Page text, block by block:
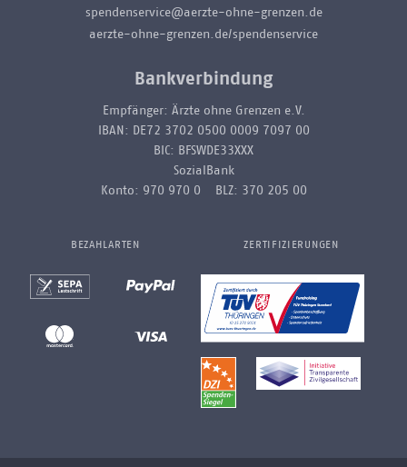
spendenservice@aerzte-ohne-grenzen.de
aerzte-ohne-grenzen.de/spendenservice
Bankverbindung
Empfänger: Ärzte ohne Grenzen e.V.
IBAN: DE72 3702 0500 0009 7097 00
BIC: BFSWDE33XXX
SozialBank
Konto: 970 970 0 BLZ: 370 205 00
BEZAHLARTEN ZERTIFIZIERUNGEN